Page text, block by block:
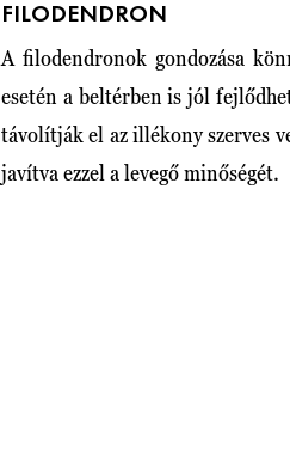
FILODENDRON
A filodendronok gondozása
esetén a beltérben is jól
távolítják el az illékony szerves
javítva ezzel a levegő minőségét.